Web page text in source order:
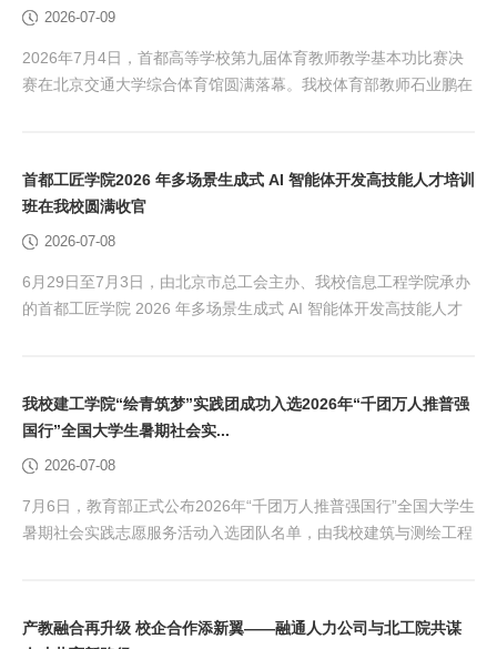
2026-07-09
2026年7月4日，首都高等学校第九届体育教师教学基本功比赛决
赛在北京交通大学综合体育馆圆满落幕。我校体育部教师石业鹏在
都高校体育教学“奥斯卡”。赛事历经多轮严格预赛选拔，汇聚来自
全市90余所高校的优秀教师，最终仅有27名选...
首都工匠学院2026 年多场景生成式 AI 智能体开发高技能人才培训
班在我校圆满收官
2026-07-08
6月29日至7月3日，由北京市总工会主办、我校信息工程学院承办
的首都工匠学院 2026 年多场景生成式 AI 智能体开发高技能人才
践。 6月29日，培训班开班仪式于工匠楼三层报告厅举行。北京市
总工会教育工会主席宋丽静、市总...
我校建工学院“绘青筑梦”实践团成功入选2026年“千团万人推普强
国行”全国大学生暑期社会实...
2026-07-08
7月6日，教育部正式公布2026年“千团万人推普强国行”全国大学生
暑期社会实践志愿服务活动入选团队名单，由我校建筑与测绘工程
管理司、共青团中央青年发展部共同组织开展，旨在贯彻落实党的
产教融合再升级 校企合作添新翼——融通人力公司与北工院共谋